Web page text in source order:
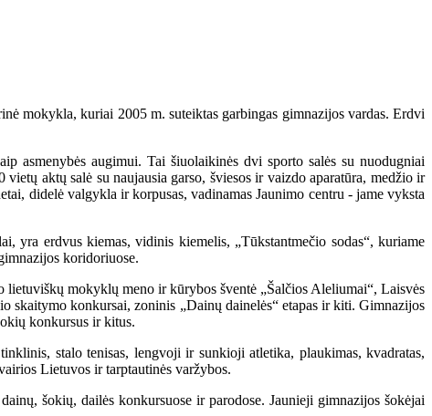
mokykla, kuriai 2005 m. suteiktas garbingas gimnazijos vardas. Erdvi
asmenybės augimui. Tai šiuolaikinės dvi sporto salės su nuodugniai
aktų salė su naujausia garso, šviesos ir vaizdo aparatūra, medžio ir
didelė valgykla ir korpusas, vadinamas Jaunimo centru - jame vyksta
yra erdvus kiemas, vidinis kiemelis, „Tūkstantmečio sodas“, kuriame
koridoriuose.
mokyklų meno ir kūrybos šventė „Šalčios Aleliumai“, Laisvės
konkursai, zoninis „Dainų dainelės“ etapas ir kiti. Gimnazijos
konkursus ir kitus.
stalo tenisas, lengvoji ir sunkioji atletika, plaukimas, kvadratas,
Lietuvos ir tarptautinės varžybos.
šokių, dailės konkursuose ir parodose. Jaunieji gimnazijos šokėjai